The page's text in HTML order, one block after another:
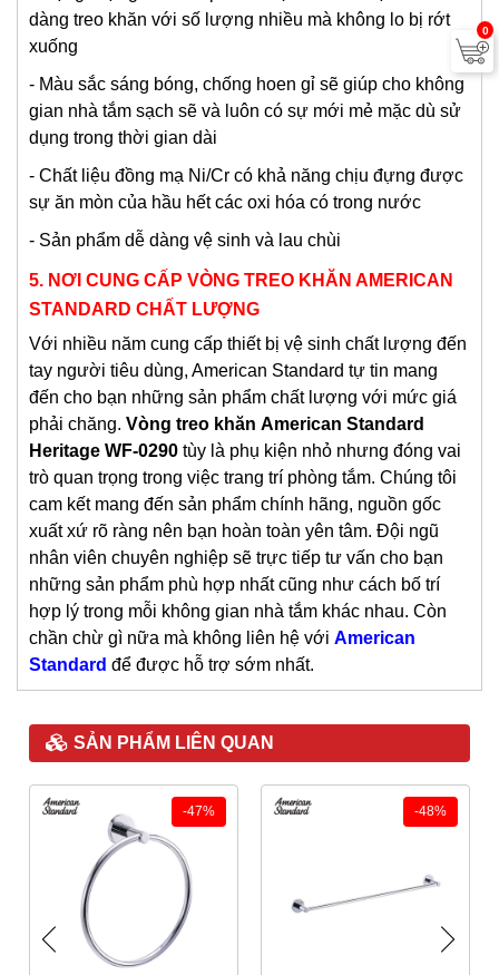
dàng treo khăn với số lượng nhiều mà không lo bị rớt
xuống
- Màu sắc sáng bóng, chống hoen gỉ sẽ giúp cho không
gian nhà tắm sạch sẽ và luôn có sự mới mẻ mặc dù sử
dụng trong thời gian dài
- Chất liệu đồng mạ Ni/Cr có khả năng chịu đựng được
sự ăn mòn của hầu hết các oxi hóa có trong nước
- Sản phẩm dễ dàng vệ sinh và lau chùi
5. NƠI CUNG CẤP VÒNG TREO KHĂN AMERICAN
STANDARD CHẤT LƯỢNG
Với nhiều năm cung cấp thiết bị vệ sinh chất lượng đến
tay người tiêu dùng, American Standard tự tin mang
đến cho bạn những sản phẩm chất lượng với mức giá
phải chăng. Vòng treo khăn American Standard
Heritage WF-0290 tùy là phụ kiện nhỏ nhưng đóng vai
trò quan trọng trong việc trang trí phòng tắm. Chúng tôi
cam kết mang đến sản phẩm chính hãng, nguồn gốc
xuất xứ rõ ràng nên bạn hoàn toàn yên tâm. Đội ngũ
nhân viên chuyên nghiệp sẽ trực tiếp tư vấn cho bạn
những sản phẩm phù hợp nhất cũng như cách bố trí
hợp lý trong mỗi không gian nhà tắm khác nhau. Còn
chần chừ gì nữa mà không liên hệ với American
Standard để được hỗ trợ sớm nhất.
SẢN PHẨM LIÊN QUAN
-47% -48%
0